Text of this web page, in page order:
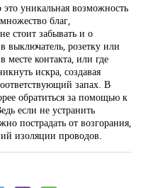
уникальная возможность
благ,
стоит забывать и о
выключатель, розетку или
месте контакта, или где
искра, создавая
запах. В
обратиться за помощью к
если не устранить
пострадать от возгорания,
изоляции проводов.